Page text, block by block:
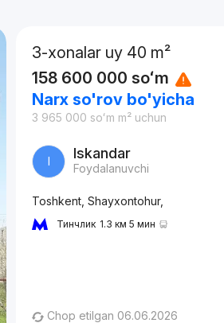
3-xonalar uy 40 m²
158 600 000 soʻm
Narx so'rov bo'yicha
3 965 000 soʻm m² uchun
I Iskandar
Foydalanuvchi
Toshkent, Shayxontohur,
Тинчлик 1.3 км 5 мин
Chop etilgan 06.06.2026